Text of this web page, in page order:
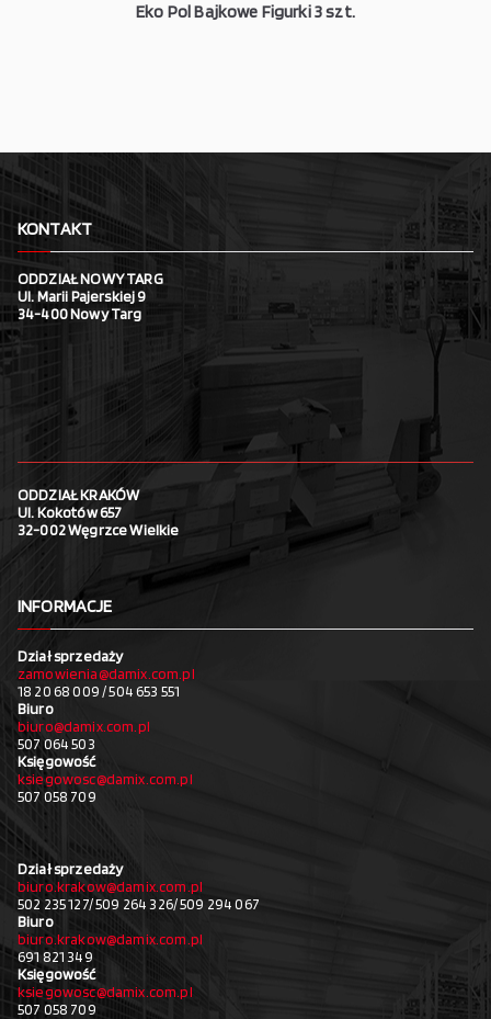
Eko Pol Bajkowe Figurki 3 szt.
KONTAKT
ODDZIAŁ NOWY TARG
Ul. Marii Pajerskiej 9
34-400 Nowy Targ
ODDZIAŁ KRAKÓW
Ul. Kokotów 657
32-002 Węgrzce Wielkie
INFORMACJE
Dział sprzedaży
zamowienia@damix.com.pl
18 20 68 009 / 504 653 551
Biuro
biuro@damix.com.pl
507 064 503
Księgowość
ksiegowosc@damix.com.pl
507 058 709
Dział sprzedaży
biuro.krakow@damix.com.pl
502 235 127/ 509 264 326/ 509 294 067
Biuro
biuro.krakow@damix.com.pl
691 821 349
Księgowość
ksiegowosc@damix.com.pl
507 058 709